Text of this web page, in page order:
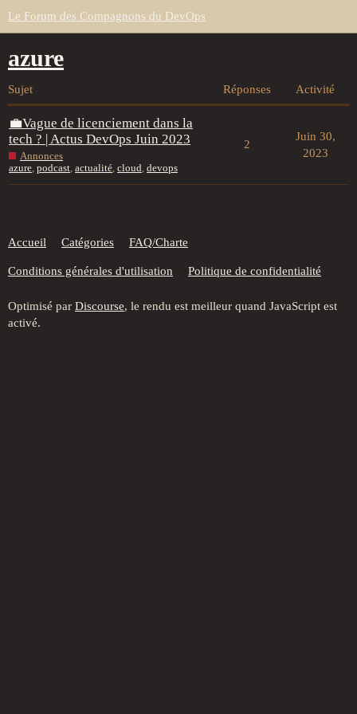
Le Forum des Compagnons du DevOps
azure
Sujet Réponses Activité
💼Vague de licenciement dans la
tech ? | Actus DevOps Juin 2023
Annonces
azure, podcast, actualité, cloud, devops
2
Juin 30,
2023
Accueil Catégories FAQ/Charte
Conditions générales d'utilisation Politique de confidentialité
Optimisé par Discourse, le rendu est meilleur quand JavaScript est
activé.